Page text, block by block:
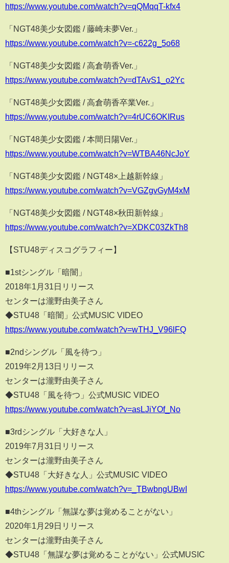
https://www.youtube.com/watch?v=qQMqqT-kfx4
「NGT48美少女図鑑 / 藤崎未夢Ver.」
https://www.youtube.com/watch?v=-c622g_5o68
「NGT48美少女図鑑 / 高倉萌香Ver.」
https://www.youtube.com/watch?v=dTAvS1_o2Yc
「NGT48美少女図鑑 / 高倉萌香卒業Ver.」
https://www.youtube.com/watch?v=4rUC6OKIRus
「NGT48美少女図鑑 / 本間日陽Ver.」
https://www.youtube.com/watch?v=WTBA46NcJoY
「NGT48美少女図鑑 / NGT48×上越新幹線」
https://www.youtube.com/watch?v=VGZgvGyM4xM
「NGT48美少女図鑑 / NGT48×秋田新幹線」
https://www.youtube.com/watch?v=XDKC03ZkTh8
【STU48ディスコグラフィー】
■1stシングル「暗闇」
2018年1月31日リリース
センターは瀧野由美子さん
◆STU48「暗闇」公式MUSIC VIDEO
https://www.youtube.com/watch?v=wTHJ_V96lFQ
■2ndシングル「風を待つ」
2019年2月13日リリース
センターは瀧野由美子さん
◆STU48「風を待つ」公式MUSIC VIDEO
https://www.youtube.com/watch?v=asLJiYOf_No
■3rdシングル「大好きな人」
2019年7月31日リリース
センターは瀧野由美子さん
◆STU48「大好きな人」公式MUSIC VIDEO
https://www.youtube.com/watch?v=_TBwbngUBwI
■4thシングル「無謀な夢は覚めることがない」
2020年1月29日リリース
センターは瀧野由美子さん
◆STU48「無謀な夢は覚めることがない」公式MUSIC